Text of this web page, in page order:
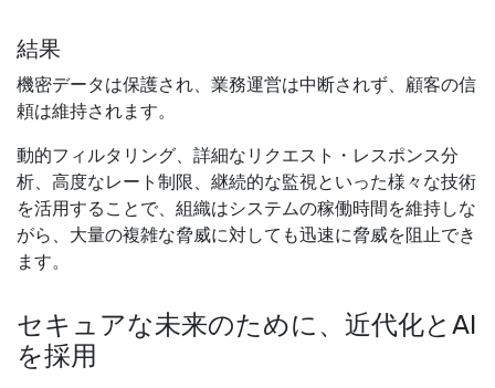
結果
機密データは保護され、業務運営は中断されず、顧客の信
頼は維持されます。
動的フィルタリング、詳細なリクエスト・レスポンス分
析、高度なレート制限、継続的な監視といった様々な技術
を活用することで、組織はシステムの稼働時間を維持しな
がら、大量の複雑な脅威に対しても迅速に脅威を阻止でき
ます。
セキュアな未来のために、近代化とAI
を採用